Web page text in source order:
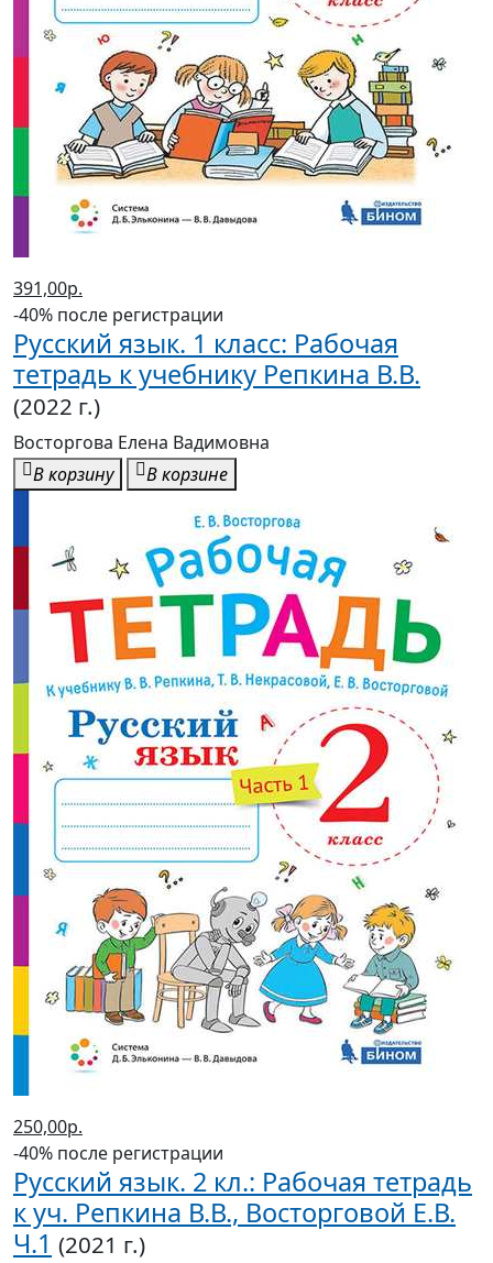
391,00р.
-40% после регистрации
Русский язык. 1 класс: Рабочая
тетрадь к учебнику Репкина В.В.
(2022 г.)
Восторгова Елена Вадимовна
В корзину
В корзине
250,00р.
-40% после регистрации
Русский язык. 2 кл.: Рабочая тетрадь
к уч. Репкина В.В., Восторговой Е.В.
Ч.1 (2021 г.)